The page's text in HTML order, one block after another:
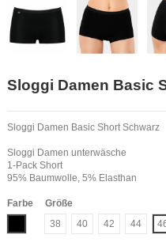
Sloggi Damen Basic
Sloggi Damen Basic Short Schwarz
Sloggi Damen unterwäsche
1-Pack Short
95% Baumwolle, 5% Elasthan
Farbe
Schwarz
Größe
38
40 42 44